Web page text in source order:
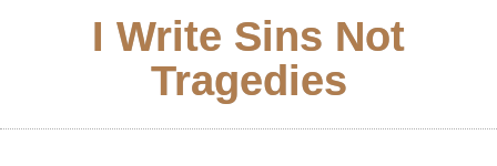
I Write Sins Not
Tragedies